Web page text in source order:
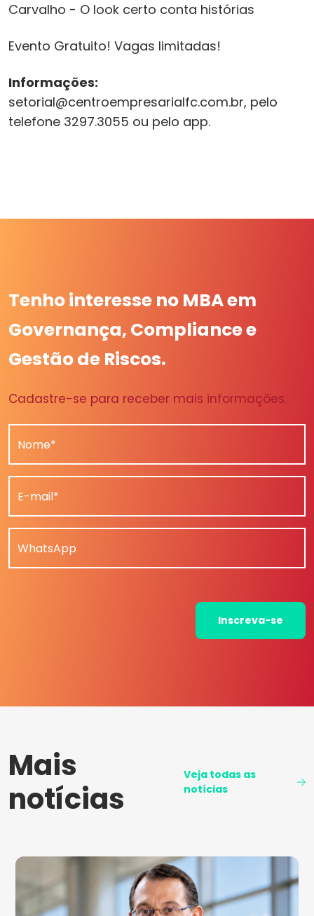
Carvalho - O look certo conta histórias
Evento Gratuito! Vagas limitadas!
Informações:
setorial@centroempresarialfc.com.br, pelo
telefone 3297.3055 ou pelo app.
Tenho interesse no MBA em
Governança, Compliance e
Gestão de Riscos.
Cadastre-se para receber mais informações.
Nome*
E-mail*
WhatsApp
Inscreva-se
Mais
notícias
Veja todas as
notícias